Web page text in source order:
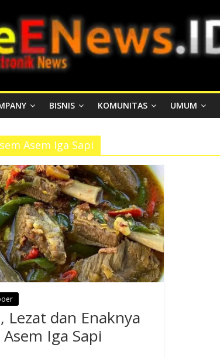
BISNIS KOMUNITAS UMUM
Asem Iga Sapi
Lezat dan Enaknya
Iga Sapi